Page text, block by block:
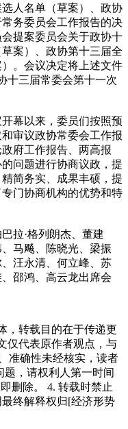
人名单（草案）、政协
务委员会工作报告的决
提案委员会关于政协十
案）、政协第十三届全
。会议决定将上述文件
十三届常委会第十一次
幕以来，委员们按照预
审议政协常委会工作报
府工作报告、两高报
问题进行协商议政，提
简务实、成果丰硕，提
门协商机构的优势和特
拉·格列朗杰、董建
马飚、陈晓光、梁振
汪永清、何立峰、苏
邵鸿、高云龙出席会
，转载目的在于传递更
仅代表原作者观点，与
准确性未经核实，读者
题，请权利人第一时间
删除。 4. 转载时禁止
终解释权归[经济形势